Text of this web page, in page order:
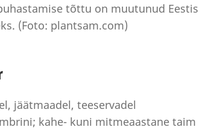
tõttu on muutunud Eestis
(Foto: plantsam.com)
jäätmaadel, teeservadel
kahe- kuni mitmeaastane taim